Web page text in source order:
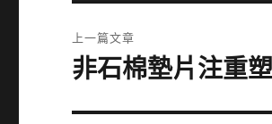
章
上一篇文章
上
篇
非石棉墊片注重